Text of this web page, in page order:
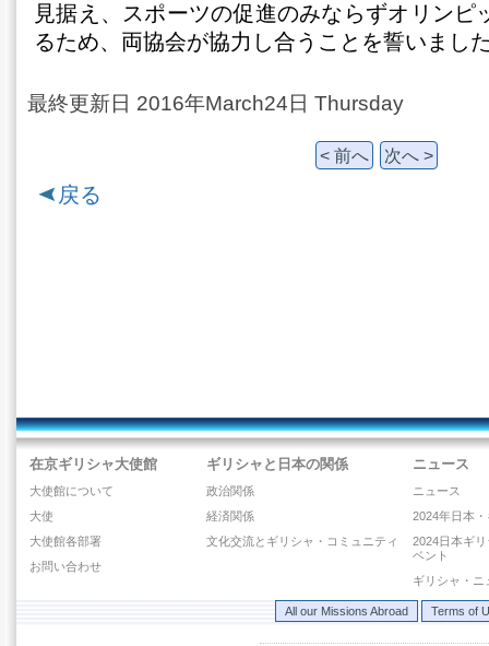
見据え、スポーツの促進のみならずオリンピ
るため、両協会が協力し合うことを誓いまし
最終更新日 2016年March24日 Thursday
< 前へ 次へ >
戻る
在京ギリシャ大使館
大使館について
大使
大使館各部署
お問い合わせ
ギリシャと日本の関係
政治関係
経済関係
文化交流とギリシャ・コミュニティ
ニュース
ニュース
2024年日本
2024日本ギ
ベント
ギリシャ・ニ
All our Missions Abroad Terms of